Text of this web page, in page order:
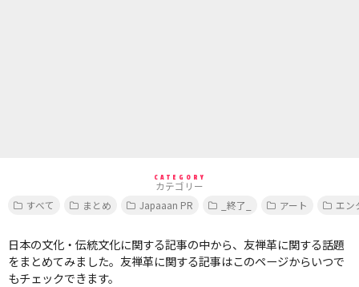
CATEGORY
カテゴリー
すべて
まとめ Japaaan PR _終了_ アート エン
日本の文化・伝統文化に関する記事の中から、友禅革に関する話題
をまとめてみました。友禅革に関する記事はこのページからいつで
もチェックできます。